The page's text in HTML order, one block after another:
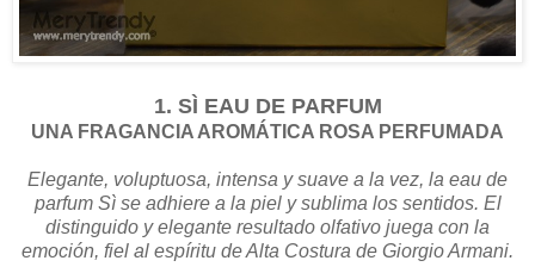
1. SÌ EAU DE PARFUM
UNA FRAGANCIA AROMÁTICA ROSA PERFUMADA
Elegante, voluptuosa, intensa y suave a la vez, la eau de
parfum Sì se adhiere a la piel y sublima los sentidos. El
distinguido y elegante resultado olfativo juega con la
emoción, fiel al espíritu de Alta Costura de Giorgio Armani.